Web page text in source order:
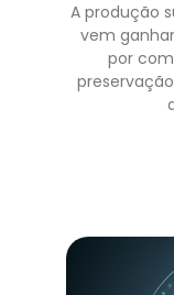
A produção
vem
por